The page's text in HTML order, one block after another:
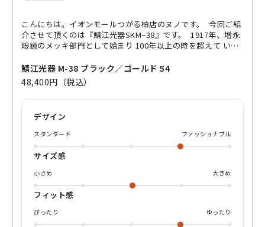
こんにちは。イオンモールつがる柏店のヌノです。 今回ご紹
介させて頂くのは『鯖江光器SKM−38』です。 1917年、増永
眼鏡のメッキ部門として始まり 100年以上の時を超えて いま
要のないほど 確かな“日本の技”⌛️✨ アセテート×メタルのコ
ンビネーションは 主張しすぎず、それでいて確実に上質。 ス
クエア型の端正なラインが 表情をキリッと整え スーツにも休
日の装いにも馴染む👔 派手じゃない！ でも、わかる人にはち
是非、店頭やオンラインで ご確認下さい。 よろしくお願いし
ます。
鯖江光器 M-38 ブラック／ゴールド 54
48,400円（税込）
デザイン
スタンダード ファッショナブル
サイズ感
小さめ 大きめ
フィット感
ぴったり ゆったり